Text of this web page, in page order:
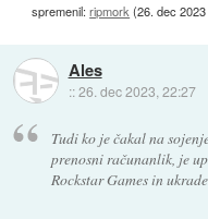
spremenil:ripmork (26. dec
Ales
::26. dec 2023, 22:27
Tudi ko je čakal na
prenosni računanlik, je
Rockstar Games in